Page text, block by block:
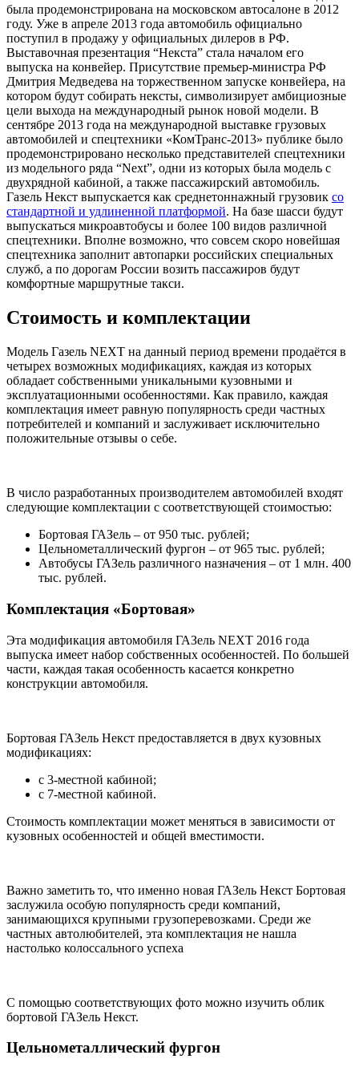
была продемонстрирована на московском автосалоне в 2012
году. Уже в апреле 2013 года автомобиль официально
поступил в продажу у официальных дилеров в РФ.
Выставочная презентация “Некста” стала началом его
выпуска на конвейер. Присутствие премьер-министра РФ
Дмитрия Медведева на торжественном запуске конвейера, на
котором будут собирать нексты, символизирует амбициозные
цели выхода на международный рынок новой модели. В
сентябре 2013 года на международной выставке грузовых
автомобилей и спецтехники «КомТранс-2013» публике было
продемонстрировано несколько представителей спецтехники
из модельного ряда “Next”, одни из которых была модель с
двухрядной кабиной, а также пассажирский автомобиль.
Газель Некст выпускается как среднетоннажный грузовик со
стандартной и удлиненной платформой. На базе шасси будут
выпускаться микроавтобусы и более 100 видов различной
спецтехники. Вполне возможно, что совсем скоро новейшая
спецтехника заполнит автопарки российских специальных
служб, а по дорогам России возить пассажиров будут
комфортные маршрутные такси.
Стоимость и комплектации
Модель Газель NEXT на данный период времени продаётся в
четырех возможных модификациях, каждая из которых
обладает собственными уникальными кузовными и
эксплуатационными особенностями. Как правило, каждая
комплектация имеет равную популярность среди частных
потребителей и компаний и заслуживает исключительно
положительные отзывы о себе.
В число разработанных производителем автомобилей входят
следующие комплектации с соответствующей стоимостью:
Бортовая ГАЗель – от 950 тыс. рублей;
Цельнометаллический фургон – от 965 тыс. рублей;
Автобусы ГАЗель различного назначения – от 1 млн. 400
тыс. рублей.
Комплектация «Бортовая»
Эта модификация автомобиля ГАЗель NEXT 2016 года
выпуска имеет набор собственных особенностей. По большей
части, каждая такая особенность касается конкретно
конструкции автомобиля.
Бортовая ГАЗель Некст предоставляется в двух кузовных
модификациях:
с 3-местной кабиной;
с 7-местной кабиной.
Стоимость комплектации может меняться в зависимости от
кузовных особенностей и общей вместимости.
Важно заметить то, что именно новая ГАЗель Некст Бортовая
заслужила особую популярность среди компаний,
занимающихся крупными грузоперевозками. Среди же
частных автолюбителей, эта комплектация не нашла
настолько колоссального успеха
С помощью соответствующих фото можно изучить облик
бортовой ГАЗель Некст.
Цельнометаллический фургон